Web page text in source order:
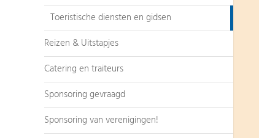
Toeristische diensten en gidsen
Reizen & Uitstapjes
Catering en traiteurs
Sponsoring gevraagd
Sponsoring van verenigingen!